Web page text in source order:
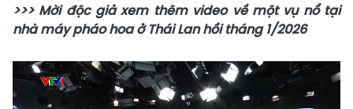
>>> Mời độc giả xem thêm video về một vụ nổ tại
nhà máy pháo hoa ở Thái Lan hồi tháng 1/2026